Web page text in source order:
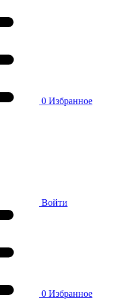
0 Избранное
Войти
0 Избранное